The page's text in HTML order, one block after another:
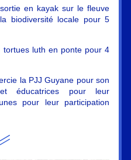
en kayak sur le fleuve
biodiversité locale pour 5
luth en ponte pour 4
la PJJ Guyane pour son
éducatrices pour leur
pour leur participation